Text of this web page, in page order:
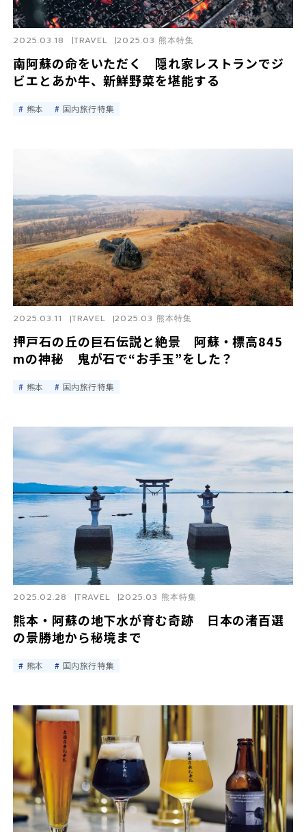
南阿蘇の命をいただく 隠れ家レストランでジ
ビエとあか牛、新鮮野菜を堪能する
2025.03.18 TRAVEL 2025.03 熊本特集
熊本 国内旅行特集
押戸石の丘の巨石伝説と絶景 阿蘇・標高845
mの神秘 鬼が石で“お手玉”をした？
2025.03.11 TRAVEL 2025.03 熊本特集
熊本 国内旅行特集
熊本・阿蘇の地下水が育む奇跡 日本の渚百選
の景勝地から秘境まで
2025.02.28 TRAVEL 2025.03 熊本特集
熊本 国内旅行特集